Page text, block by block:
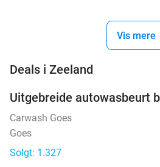
Vis mere
Deals i Zeeland
Uitgebreide autowasbeurt
Carwash Goes
Goes
Solgt: 1.327